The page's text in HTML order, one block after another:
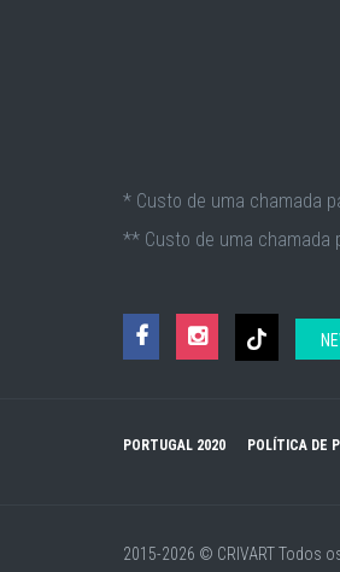
* Custo de uma chamada
** Custo de uma chamada
PORTUGAL 2020 POLÍTICA DE
2015-2026 © CRIVARTTodos